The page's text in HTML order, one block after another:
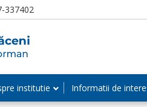
337402
institutie Informatii de